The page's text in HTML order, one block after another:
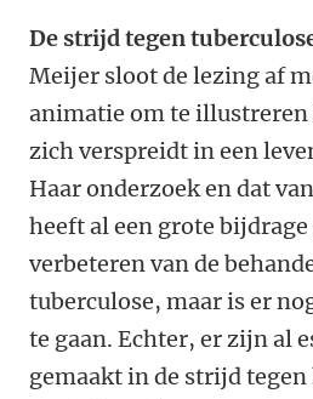
De strijd tegen
Meijer sloot de lezing af
animatie om te
zich verspreidt in een
Haar onderzoek en dat
heeft al een grote
verbeteren van de
tuberculose, maar is er
te gaan. Echter, er zijn al
gemaakt in de strijd